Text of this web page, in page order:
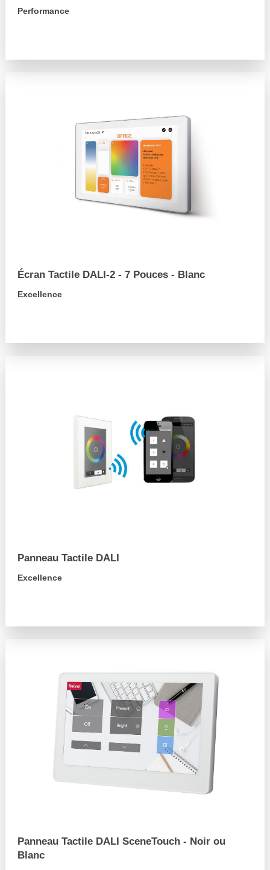
Performance
Écran Tactile DALI-2 - 7 Pouces - Blanc
Excellence
Panneau Tactile DALI
Excellence
Panneau Tactile DALI SceneTouch - Noir ou
Blanc